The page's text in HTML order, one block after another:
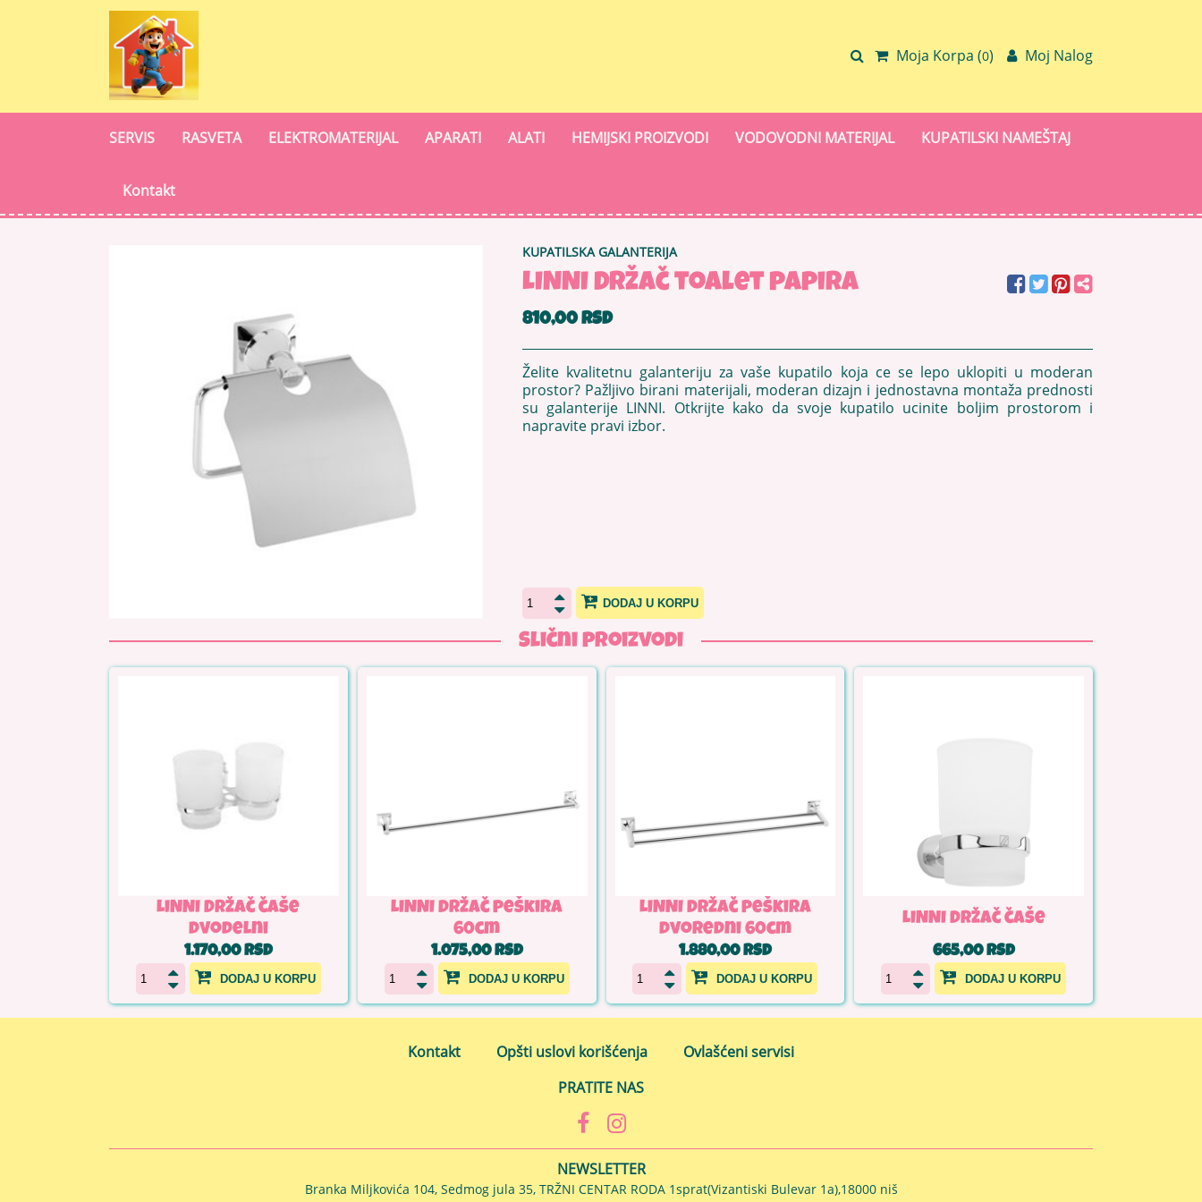
Moja Korpa (0) Moj Nalog
SERVIS RASVETA ELEKTROMATERIJAL APARATI ALATI HEMIJSKI PROIZVODI VODOVODNI MATERIJAL KUPATILSKI NAMEŠTAJ
Kontakt
KUPATILSKA GALANTERIJA
LINNI Držač toalet papira
810,00 RSD
Želite kvalitetnu galanteriju za vaše kupatilo koja ce se lepo uklopiti u moderan
prostor? Pažljivo birani materijali, moderan dizajn i jednostavna montaža prednosti
su galanterije LINNI. Otkrijte kako da svoje kupatilo ucinite boljim prostorom i
napravite pravi izbor.
DODAJ U KORPU
Slični proizvodi
LINNI Držač čaše
dvodelni
1.170,00 RSD
DODAJ U KORPU
LINNI Držač peškira
60cm
1.075,00 RSD
DODAJ U KORPU
LINNI Držač peškira
dvoredni 60cm
1.880,00 RSD
DODAJ U KORPU
LINNI Držač čaše
665,00 RSD
DODAJ U KORPU
Kontakt Opšti uslovi korišćenja
Ovlašćeni servisi
PRATITE NAS
NEWSLETTER
Branka Miljkovića 104, Sedmog jula 35, TRŽNI CENTAR RODA 1sprat(Vizantiski Bulevar 1a),18000 niš